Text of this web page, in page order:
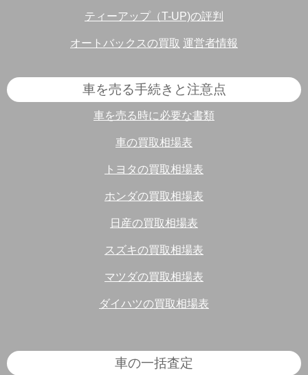
ティーアップ（T-UP)の評判
オートバックスの買取 運営者情報
車を売る手続きと注意点
車を売る時に必要な書類
車の買取相場表
トヨタの買取相場表
ホンダの買取相場表
日産の買取相場表
スズキの買取相場表
マツダの買取相場表
ダイハツの買取相場表
車の一括査定